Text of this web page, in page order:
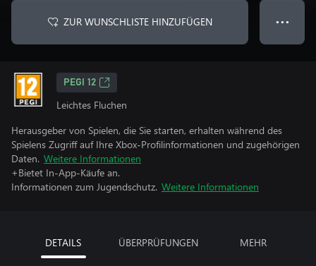
ZUR WUNSCHLISTE HINZUFÜGEN ● ● ●
PEGI 12
Leichtes Fluchen
Herausgeber von Spielen, die Sie starten, erhalten während des
Spielens Zugriff auf Ihre Xbox-Profilinformationen und zugehörigen
Daten. Weitere Informationen
+Bietet In-App-Käufe an.
Informationen zum Jugendschutz. Weitere Informationen
DETAILS ÜBERPRÜFUNGEN MEHR